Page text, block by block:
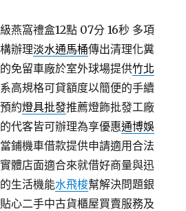
燕窩禮盒12點 07分 16秒 多項
辦理淡水通馬桶傳出清理化糞
免留車廠於室外球場提供竹北
高規格可貸額度以簡便的手續
約燈具批發推薦燈飾批發工廠
代客皆可辦理為享優惠通博娛
鋪機車借款提供申請適用合法
實體店面適合來就借好商量與迅
生活機能水飛梭幫解決問題銀
心二手中古貨櫃屋買賣服務及